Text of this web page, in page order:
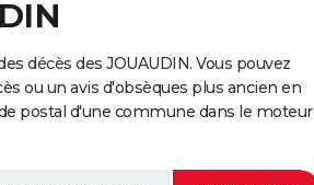
décès des JOUAUDIN. Vous pouvez
ou un avis d'obsèques plus ancien en
postal d'une commune dans le moteur